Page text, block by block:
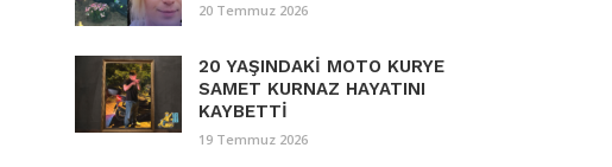
20 Temmuz 2026
20 YAŞINDAKİ MOTO KURYE
SAMET KURNAZ HAYATINI
KAYBETTİ
19 Temmuz 2026